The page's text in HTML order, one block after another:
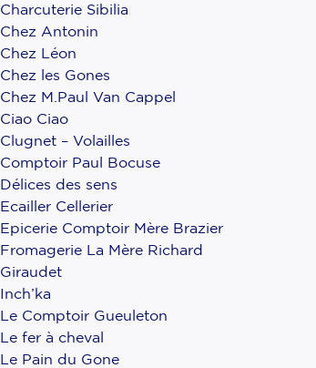
Charcuterie Sibilia
Chez Antonin
Chez Léon
Chez les Gones
Chez M.Paul Van Cappel
Ciao Ciao
Clugnet – Volailles
Comptoir Paul Bocuse
Délices des sens
Ecailler Cellerier
Epicerie Comptoir Mère Brazier
Fromagerie La Mère Richard
Giraudet
Inch’ka
Le Comptoir Gueuleton
Le fer à cheval
Le Pain du Gone